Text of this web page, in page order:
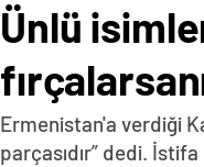
Ünlü
Ermenistan'a verdiği
parçasıdır” dedi.